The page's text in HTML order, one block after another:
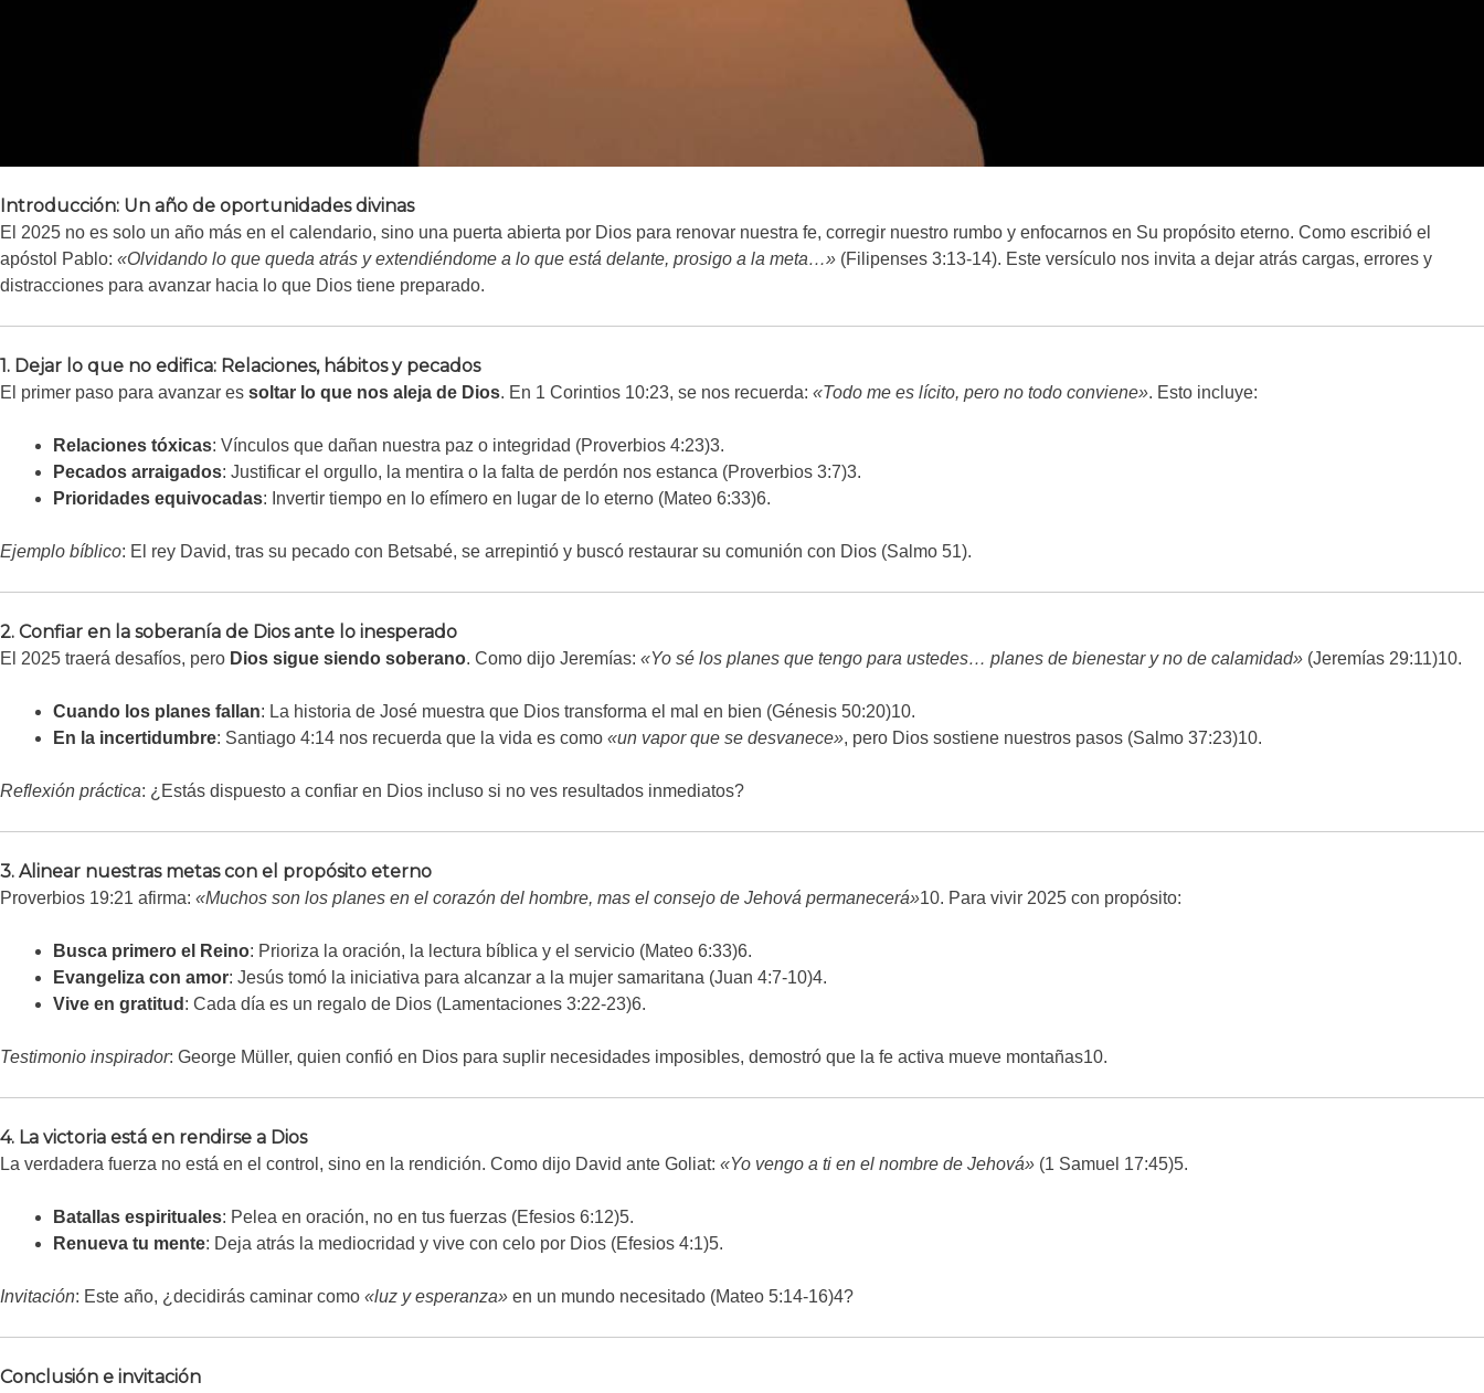
Introducción: Un año de oportunidades divinas
El 2025 no es solo un año más en el calendario, sino una puerta abierta por Dios para renovar nuestra fe, corregir nuestro rumbo y enfocarnos en Su propósito eterno. Como escribió el
apóstol Pablo: «Olvidando lo que queda atrás y extendiéndome a lo que está delante, prosigo a la meta…» (Filipenses 3:13-14). Este versículo nos invita a dejar atrás cargas, errores y
distracciones para avanzar hacia lo que Dios tiene preparado.
1. Dejar lo que no edifica: Relaciones, hábitos y pecados
El primer paso para avanzar es soltar lo que nos aleja de Dios. En 1 Corintios 10:23, se nos recuerda: «Todo me es lícito, pero no todo conviene». Esto incluye:
Relaciones tóxicas: Vínculos que dañan nuestra paz o integridad (Proverbios 4:23)3.
Pecados arraigados: Justificar el orgullo, la mentira o la falta de perdón nos estanca (Proverbios 3:7)3.
Prioridades equivocadas: Invertir tiempo en lo efímero en lugar de lo eterno (Mateo 6:33)6.
Ejemplo bíblico: El rey David, tras su pecado con Betsabé, se arrepintió y buscó restaurar su comunión con Dios (Salmo 51).
2. Confiar en la soberanía de Dios ante lo inesperado
El 2025 traerá desafíos, pero Dios sigue siendo soberano. Como dijo Jeremías: «Yo sé los planes que tengo para ustedes… planes de bienestar y no de calamidad» (Jeremías 29:11)10.
Cuando los planes fallan: La historia de José muestra que Dios transforma el mal en bien (Génesis 50:20)10.
En la incertidumbre: Santiago 4:14 nos recuerda que la vida es como «un vapor que se desvanece», pero Dios sostiene nuestros pasos (Salmo 37:23)10.
Reflexión práctica: ¿Estás dispuesto a confiar en Dios incluso si no ves resultados inmediatos?
3. Alinear nuestras metas con el propósito eterno
Proverbios 19:21 afirma: «Muchos son los planes en el corazón del hombre, mas el consejo de Jehová permanecerá»10. Para vivir 2025 con propósito:
Busca primero el Reino: Prioriza la oración, la lectura bíblica y el servicio (Mateo 6:33)6.
Evangeliza con amor: Jesús tomó la iniciativa para alcanzar a la mujer samaritana (Juan 4:7-10)4.
Vive en gratitud : Cada día es un regalo de Dios (Lamentaciones 3:22-23)6.
Testimonio inspirador: George Müller, quien confió en Dios para suplir necesidades imposibles, demostró que la fe activa mueve montañas10.
4. La victoria está en rendirse a Dios
La verdadera fuerza no está en el control, sino en la rendición. Como dijo David ante Goliat: «Yo vengo a ti en el nombre de Jehová» (1 Samuel 17:45)5.
Batallas espirituales: Pelea en oración, no en tus fuerzas (Efesios 6:12)5.
Renueva tu mente: Deja atrás la mediocridad y vive con celo por Dios (Efesios 4:1)5.
Invitación: Este año, ¿decidirás caminar como «luz y esperanza» en un mundo necesitado (Mateo 5:14-16)4?
Conclusión e invitación